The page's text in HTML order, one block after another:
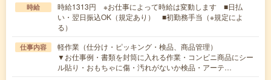
時給
時給1313円 ※お仕事によって時給は変動します ■日払
い・翌日振込OK（規定あり） ■初勤務手当（※規定によ
る）
仕事内容
軽作業（仕分け・ピッキング・検品、商品管理）
▼お仕事例・書類を封筒に入れる作業・コンビニ商品にシー
ル貼り・おもちゃに傷・汚れがないか検品・アーテ…